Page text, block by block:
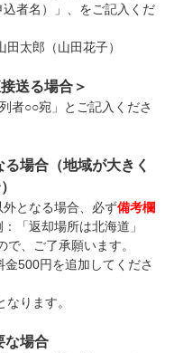
者名）」、をご記入くだ
太郎（山田花子）
送る場合＞
○○宛」とご記入くださ
場合（地域が大きく
となる場合、必ず備考欄
「返却場所は北海道」
、ご了承願います。
金500円を追加してくださ
ります。
な場合